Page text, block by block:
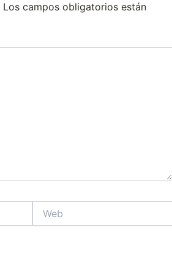
Los campos obligatorios están